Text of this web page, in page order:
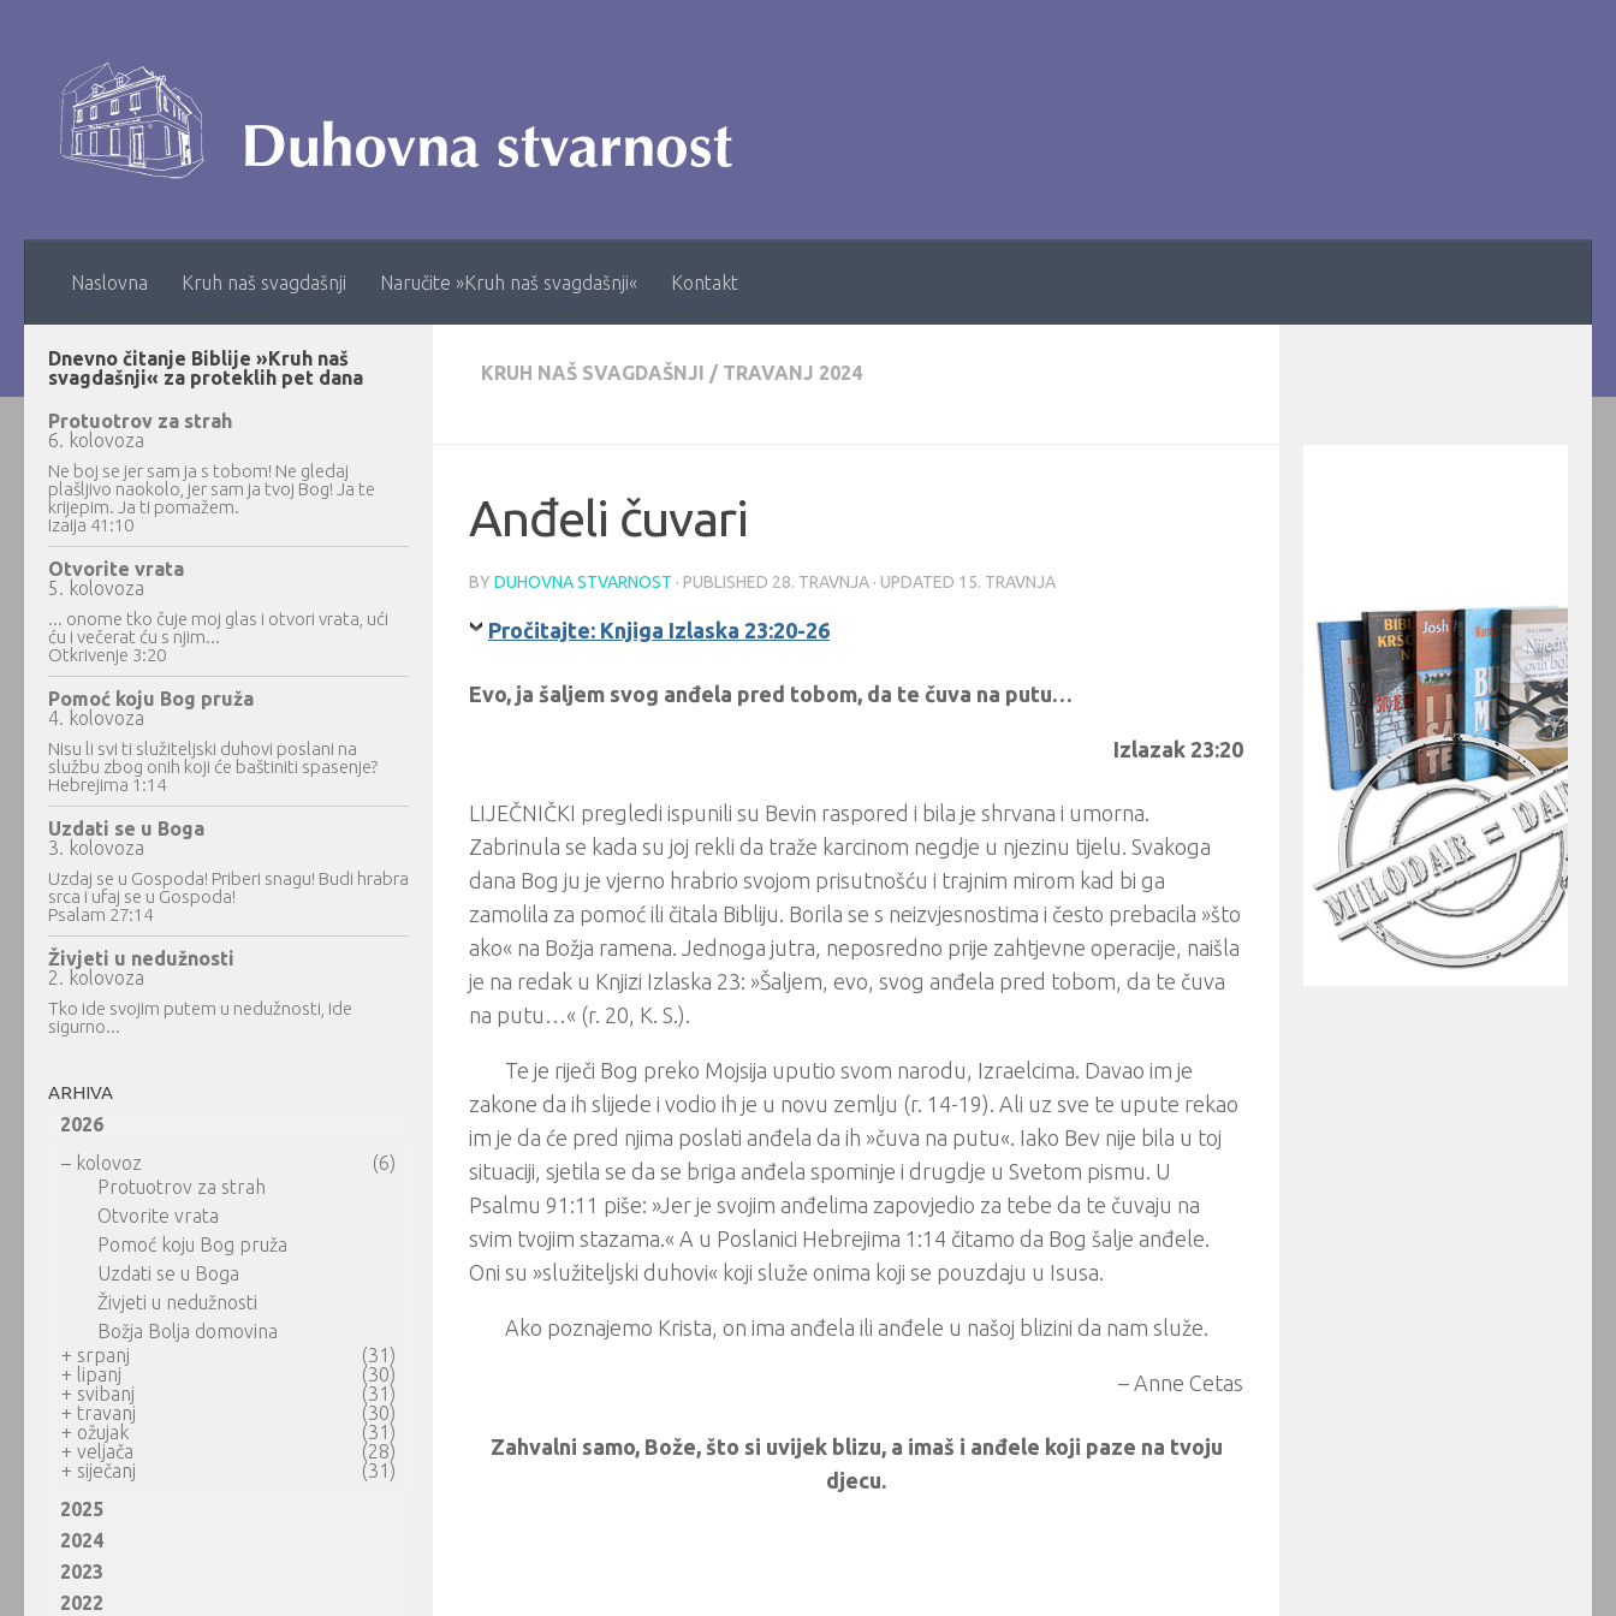
Naslovna Kruh naš svagdašnji Naručite »Kruh naš svagdašnji« Kontakt
KRUH NAŠ SVAGDAŠNJI / TRAVANJ 2024
Anđeli čuvari
BY DUHOVNA STVARNOST · PUBLISHED 28. TRAVNJA · UPDATED 15. TRAVNJA
Pročitajte: Knjiga Izlaska 23:20-26
Evo, ja šaljem svog anđela pred tobom, da te čuva na putu…
Izlazak 23:20
LIJEČNIČKI pregledi ispunili su Bevin raspored i bila je shrvana i umorna.
Zabrinula se kada su joj rekli da traže karcinom negdje u njezinu tijelu. Svakoga
dana Bog ju je vjerno hrabrio svojom prisutnošću i trajnim mirom kad bi ga
zamolila za pomoć ili čitala Bibliju. Borila se s neizvjesnostima i često prebacila »što
ako« na Božja ramena. Jednoga jutra, neposredno prije zahtjevne operacije, naišla
je na redak u Knjizi Izlaska 23: »Šaljem, evo, svog anđela pred tobom, da te čuva
na putu…« (r. 20, K. S.).
Te je riječi Bog preko Mojsija uputio svom narodu, Izraelcima. Davao im je
zakone da ih slijede i vodio ih je u novu zemlju (r. 14-19). Ali uz sve te upute rekao
im je da će pred njima poslati anđela da ih »čuva na putu«. Iako Bev nije bila u toj
situaciji, sjetila se da se briga anđela spominje i drugdje u Svetom pismu. U
Psalmu 91:11 piše: »Jer je svojim anđelima zapovjedio za tebe da te čuvaju na
svim tvojim stazama.« A u Poslanici Hebrejima 1:14 čitamo da Bog šalje anđele.
Oni su »služiteljski duhovi« koji služe onima koji se pouzdaju u Isusa.
Ako poznajemo Krista, on ima anđela ili anđele u našoj blizini da nam služe.
– Anne Cetas
Zahvalni samo, Bože, što si uvijek blizu, a imaš i anđele koji paze na tvoju
djecu.
Dnevno čitanje Biblije »Kruh naš
svagdašnji« za proteklih pet dana
Protuotrov za strah
6. kolovoza
Ne boj se jer sam ja s tobom! Ne gledaj
plašljivo naokolo, jer sam ja tvoj Bog! Ja te
krijepim. Ja ti pomažem.
Izaija 41:10
Otvorite vrata
5. kolovoza
... onome tko čuje moj glas i otvori vrata, ući
ću i večerat ću s njim...
Otkrivenje 3:20
Pomoć koju Bog pruža
4. kolovoza
Nisu li svi ti služiteljski duhovi poslani na
službu zbog onih koji će baštiniti spasenje?
Hebrejima 1:14
Uzdati se u Boga
3. kolovoza
Uzdaj se u Gospoda! Priberi snagu! Budi hrabra
srca i ufaj se u Gospoda!
Psalam 27:14
Živjeti u nedužnosti
2. kolovoza
Tko ide svojim putem u nedužnosti, ide
sigurno...
ARHIVA
2026
– kolovoz
(6)
Protuotrov za strah
Otvorite vrata
Pomoć koju Bog pruža
Uzdati se u Boga
Živjeti u nedužnosti
Božja Bolja domovina
+ srpanj
(31)
+ lipanj
(30)
+ svibanj
(31)
+ travanj
(30)
+ ožujak
(31)
+ veljača
(28)
+ siječanj
(31)
2025
2024
2023
2022